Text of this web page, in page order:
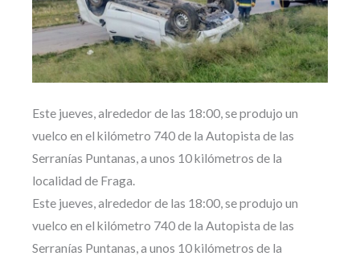
Este jueves, alrededor de las 18:00, se produjo un
vuelco en el kilómetro 740 de la Autopista de las
Serranías Puntanas, a unos 10 kilómetros de la
localidad de Fraga.
Este jueves, alrededor de las 18:00, se produjo un
vuelco en el kilómetro 740 de la Autopista de las
Serranías Puntanas, a unos 10 kilómetros de la